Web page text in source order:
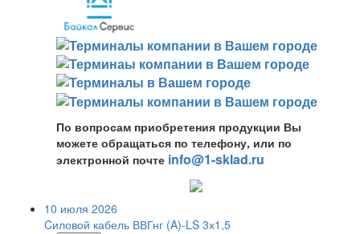
По вопросам приобретения продукции Вы
можете обращаться по телефону, или по
электронной почте info@1-sklad.ru
10 июля 2026
Cиловой кабель ВВГнг (A)-LS 3х1,5